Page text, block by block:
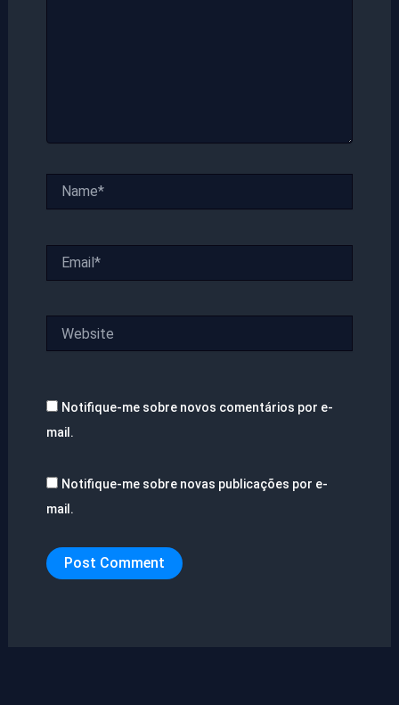
Notifique-me sobre novos comentários por e-
mail.
Notifique-me sobre novas publicações por e-
mail.